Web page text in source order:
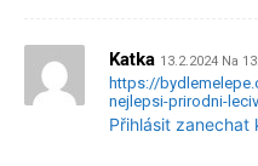
Katka 13.2.2024 Na
https://
nejlepsi-prirodni-
Přihlásit zanechat